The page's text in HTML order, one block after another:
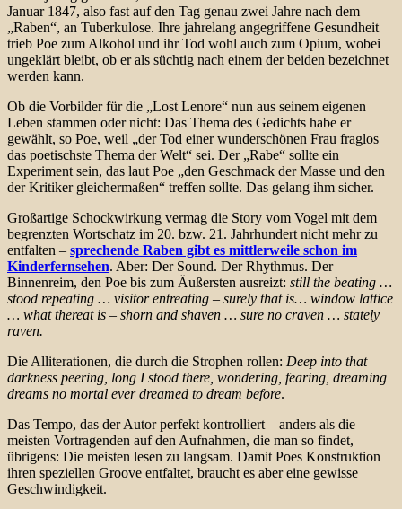
Januar 1847, also fast auf den Tag genau zwei Jahre nach dem
„Raben“, an Tuberkulose. Ihre jahrelang angegriffene Gesundheit
trieb Poe zum Alkohol und ihr Tod wohl auch zum Opium, wobei
ungeklärt bleibt, ob er als süchtig nach einem der beiden bezeichnet
werden kann.
Ob die Vorbilder für die „Lost Lenore“ nun aus seinem eigenen
Leben stammen oder nicht: Das Thema des Gedichts habe er
gewählt, so Poe, weil „der Tod einer wunderschönen Frau fraglos
das poetischste Thema der Welt“ sei. Der „Rabe“ sollte ein
Experiment sein, das laut Poe „den Geschmack der Masse und den
der Kritiker gleichermaßen“ treffen sollte. Das gelang ihm sicher.
Großartige Schockwirkung vermag die Story vom Vogel mit dem
begrenzten Wortschatz im 20. bzw. 21. Jahrhundert nicht mehr zu
entfalten – sprechende Raben gibt es mittlerweile schon im
Kinderfernsehen. Aber: Der Sound. Der Rhythmus. Der
Binnenreim, den Poe bis zum Äußersten ausreizt: still the beating …
stood repeating … visitor entreating – surely that is… window lattice
… what thereat is – shorn and shaven … sure no craven … stately
raven.
Die Alliterationen, die durch die Strophen rollen: Deep into that
darkness peering, long I stood there, wondering, fearing, dreaming
dreams no mortal ever dreamed to dream before.
Das Tempo, das der Autor perfekt kontrolliert – anders als die
meisten Vortragenden auf den Aufnahmen, die man so findet,
übrigens: Die meisten lesen zu langsam. Damit Poes Konstruktion
ihren speziellen Groove entfaltet, braucht es aber eine gewisse
Geschwindigkeit.